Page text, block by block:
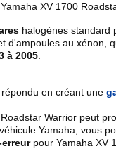
XV 1700
halogènes standard
d'ampoules au xénon,
à 2005
en créant une
Warrior peut
Yamaha, vous
pour Yamaha XV